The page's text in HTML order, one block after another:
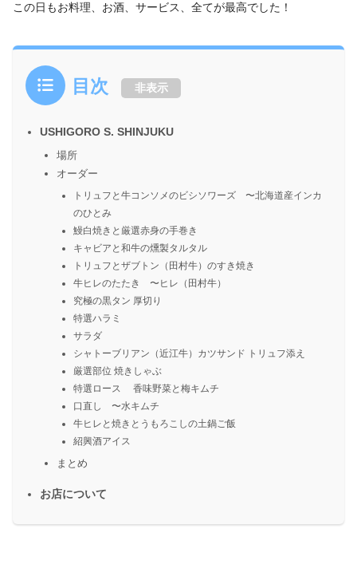
この日もお料理、お酒、サービス、全てが最高でした！
目次 非表示
USHIGORO S. SHINJUKU
場所
オーダー
トリュフと牛コンソメのビシソワーズ 〜北海道産インカ
のひとみ
鰻白焼きと厳選赤身の手巻き
キャビアと和牛の燻製タルタル
トリュフとザブトン（田村牛）のすき焼き
牛ヒレのたたき 〜ヒレ（田村牛）
究極の黒タン 厚切り
特選ハラミ
サラダ
シャトーブリアン（近江牛）カツサンド トリュフ添え
厳選部位 焼きしゃぶ
特選ロース 香味野菜と梅キムチ
口直し 〜水キムチ
牛ヒレと焼きとうもろこしの土鍋ご飯
紹興酒アイス
まとめ
お店について